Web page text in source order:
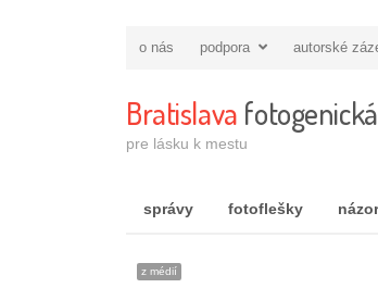
o nás podpora autorské
Bratislava fotogenická
pre lásku k mestu
správy fotoflešky
z médií